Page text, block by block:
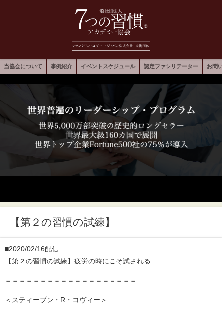
当協会について 事例紹介 イベントスケジュール 認定ファシリテーター お問
【第２の習慣の試練】
■2020/02/16配信
【第２の習慣の試練】疲労の時にこそ試される
＝＝＝＝＝＝＝＝＝＝＝＝＝＝＝＝＝＝＝
＜スティーブン・R・コヴィー＞